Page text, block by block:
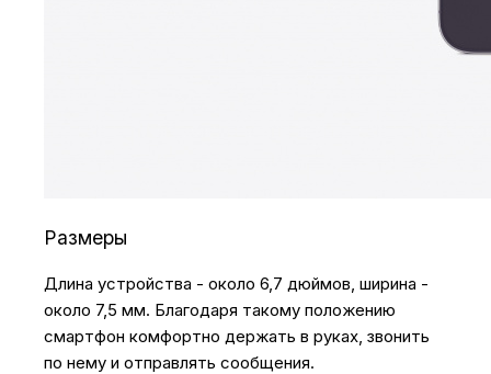
Размеры
Длина устройства - около 6,7 дюймов, ширина -
около 7,5 мм. Благодаря такому положению
смартфон комфортно держать в руках, звонить
по нему и отправлять сообщения.